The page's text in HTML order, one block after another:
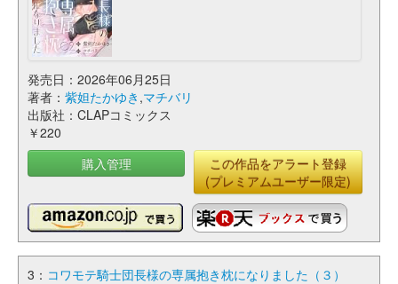
発売日：2026年06月25日
著者： 紫妲たかゆき ,マチバリ
出版社：CLAPコミックス
￥220
購入管理
この作品をアラート登録
(プレミアムユーザー限定)
3： コワモテ騎士団長様の専属抱き枕になりました（３）